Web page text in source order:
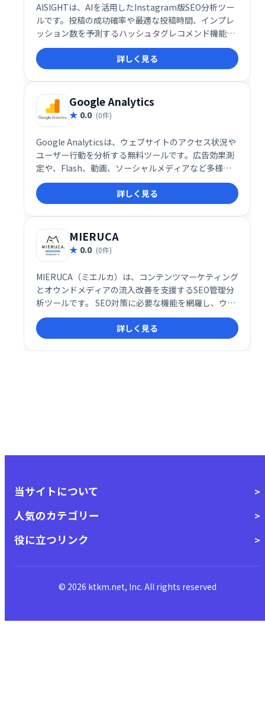
AISIGHTは、AIを活用したInstagram版SEO分析ツー
ルです。投稿の成功確率や最適な投稿時間、インプレ
ッション数を予測するハッシュタグレコメンド機能を
搭載。あらゆるデータを可視化し、効果的な投稿戦略
を支援します。Instagramの運用効率を大幅に向上さ
せ、エンゲージメントの向上を目指せます。
詳しく見る
Google Analytics
0.0 (0件)
Google Analyticsは、ウェブサイトのアクセス状況や
ユーザー行動を分析する無料ツールです。広告効果測
定や、Flash、動画、ソーシャルメディアなど多様な
データの追跡が可能です。ウェブサイトの改善やビジ
ネス成長のための貴重なインサイトを提供します。
詳しく見る
MIERUCA
0.0 (0件)
MIERUCA（ミエルカ）は、コンテンツマーケティング
とオウンドメディアの流入改善を支援するSEO管理分
析ツールです。 SEO対策に必要な機能を網羅し、ウェ
ブサイトの分析から改善までを効率化します。効果的
なコンテンツ戦略でウェブサイトへのアクセス増加を
目指せます。
詳しく見る
当サイトについて
人気のカテゴリー
役に立つリンク
© 2026 ktkm.net, Inc. All rights reserved